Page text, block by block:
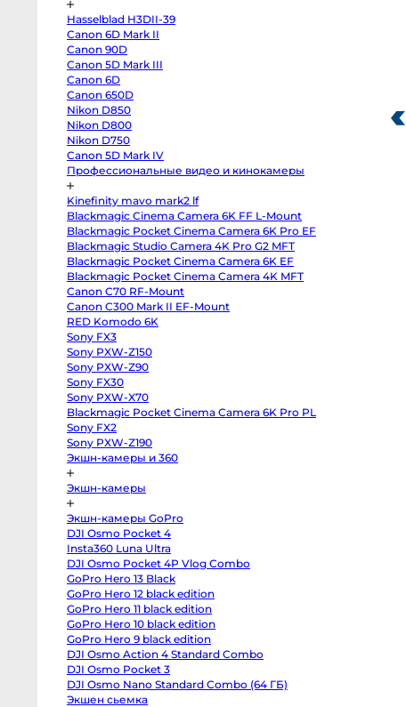
Body
a7S
III
Sony
a7
IV
Sony
a7R
IV
Sony
II
Sony
II
Sony
a6000
Sony
E1
Fujifilm
X-
M5
Panasonic
Lumix
S5
Зеркальные
Hasselblad H3DII-39
Canon 6D Mark II
Canon 90D
Canon 5D Mark III
Canon 6D
Canon 650D
Nikon D850
Nikon D800
Nikon D750
Canon 5D Mark IV
Профессиональные видео и кинокамеры
Kinefinity mavo mark2 lf
Blackmagic Cinema Camera 6K FF L-Mount
Blackmagic Pocket Cinema Camera 6K Pro EF
Blackmagic Studio Camera 4K Pro G2 MFT
Blackmagic Pocket Cinema Camera 6K EF
Blackmagic Pocket Cinema Camera 4K MFT
Canon C70 RF-Mount
Canon C300 Mark II EF-Mount
RED Komodo 6K
Sony FX3
Sony PXW-Z150
Sony PXW-Z90
Sony FX30
Sony PXW-X70
Blackmagic Pocket Cinema Camera 6K Pro PL
Sony FX2
Sony PXW-Z190
Экшн-камеры и 360
Экшн-камеры
Экшн-камеры GoPro
DJI Osmo Pocket 4
Insta360 Luna Ultra
DJI Osmo Pocket 4P Vlog Combo
GoPro Hero 13 Black
GoPro Hero 12 black edition
GoPro Hero 11 black edition
GoPro Hero 10 black edition
GoPro Hero 9 black edition
DJI Osmo Action 4 Standard Combo
DJI Osmo Pocket 3
DJI Osmo Nano Standard Combo (64 ГБ)
Экшен сьемка
Pro Lamp
Cable 5m
Godox Witstro AD200Pro